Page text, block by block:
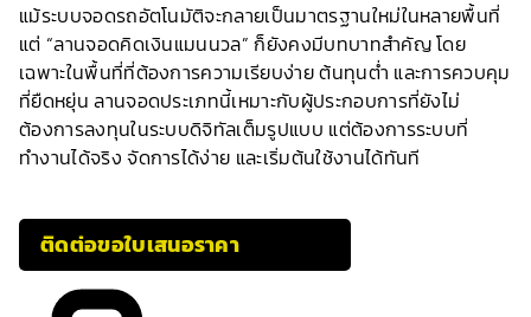
แม้ระบบจอดรถอัตโนมัติจะกลายเป็นมาตรฐานใหม่ในหลายพื้นที่
แต่ “ลานจอดคิดเงินแมนนวล” ก็ยังคงมีบทบาทสำคัญ โดย
เฉพาะในพื้นที่ที่ต้องการความเรียบง่าย ต้นทุนต่ำ และการควบคุม
ที่ยืดหยุ่น ลานจอดประเภทนี้เหมาะกับผู้ประกอบการที่ยังไม่
ต้องการลงทุนในระบบดิจิทัลเต็มรูปแบบ แต่ต้องการระบบที่
ทำงานได้จริง จัดการได้ง่าย และเริ่มต้นใช้งานได้ทันที
ติดต่อขอใบเสนอราคา